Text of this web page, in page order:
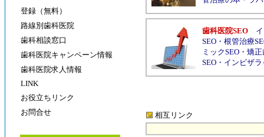
登録（無料）
路線別歯科医院
歯科相談窓口
歯科医院キャンペーン情報
歯科医院求人情報
LINK
お役立ちリンク
お問合せ
歯科医院SEO
SEO・ 根管治療
ミックSEO・ 矯正
SEO・ インビザラ
相互リンク